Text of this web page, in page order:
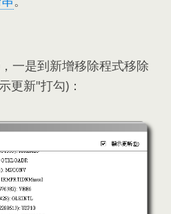
， 一是到新增移除程式移除
更新"打勾)：